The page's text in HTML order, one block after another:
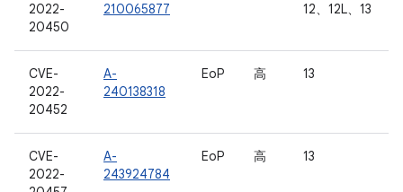
2022-
20450
210065877
12、12L、13
CVE-
2022-
20452
A-
240138318
EoP 高 13
CVE-
2022-
A-
243924784
EoP 高 13